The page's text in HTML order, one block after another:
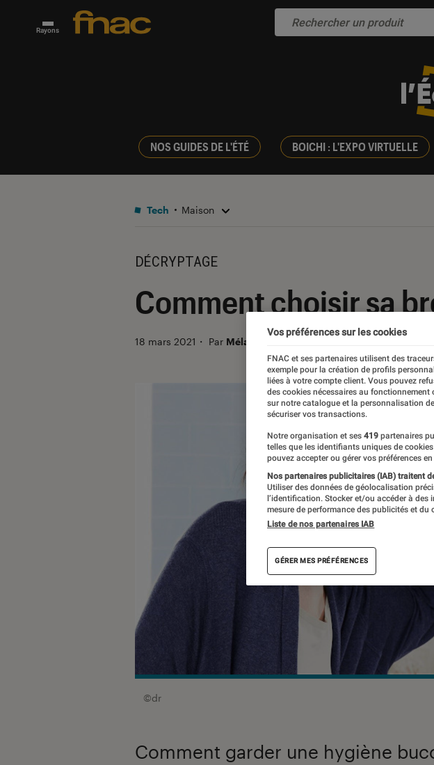
Rayons
NOS GUIDES DE L'ÉTÉ BOICHI : L'EXPO VIRTUELLE
Tech Maison
DÉCRYPTAGE
Comment choisir sa
18 mars 2021 ・ Par Mélany
©dr
Comment garder une hygiène
Vos préférences sur les cookies
FNAC et ses partenaires utilisent des
exemple pour la création de profils
liées à votre compte client. Vous pouvez
des cookies nécessaires au
sur notre catalogue et la personnalisation
sécuriser vos transactions.
Notre organisation et ses 419 partenaires
telles que les identifiants uniques de
pouvez accepter ou gérer vos préférences
Nos partenaires publicitaires (IAB) traitent
Utiliser des données de géolocalisation
l’identification. Stocker et/ou accéder à
mesure de performance des publicités et du
Liste de nos partenaires IAB
GÉRER MES PRÉFÉRENCES